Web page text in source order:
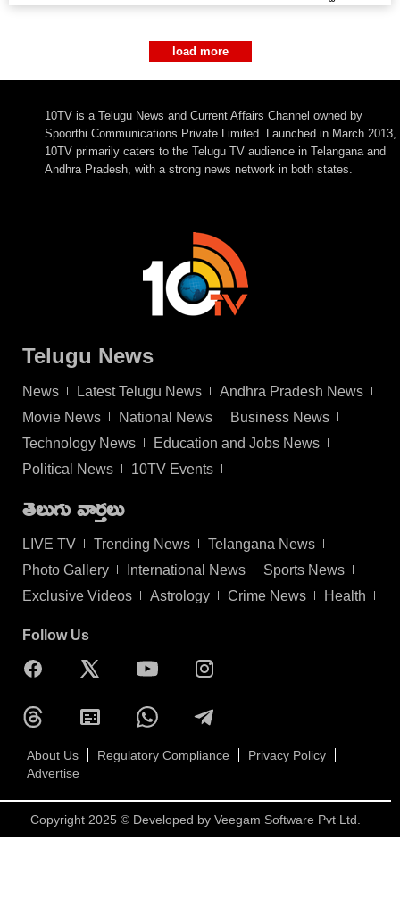
load more
10TV is a Telugu News and Current Affairs Channel owned by
Spoorthi Communications Private Limited. Launched in March 2013,
10TV primarily caters to the Telugu TV audience in Telangana and
Andhra Pradesh, with a strong news network in both states.
Telugu News
News Latest Telugu News
Andhra Pradesh News
Movie News
National News
Business News
Technology News
Education and Jobs News
Political News
10TV Events
తెలుగు వార్తలు
LIVE TV Trending News
Telangana News
Photo Gallery
International News
Sports News
Exclusive Videos
Astrology Crime News Health
Follow Us
About Us Regulatory Compliance
Privacy Policy
Advertise
Copyright 2025 © Developed by Veegam Software Pvt Ltd.